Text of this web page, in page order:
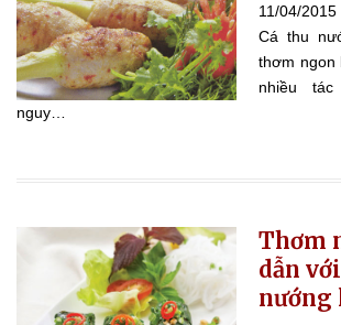
11/04/2015
Cá thu
thơm ngon
nhiều
nguy…
Thơm
dẫn
nướng